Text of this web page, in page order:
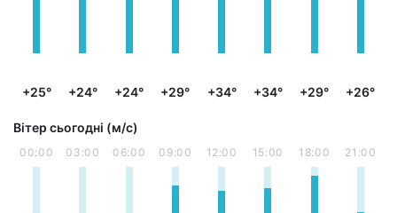
+25° +24° +24° +29° +34° +34° +29° +26°
Вітер сьогодні (м/с)
00:00 03:00 06:00 09:00 12:00 15:00 18:00 21:00